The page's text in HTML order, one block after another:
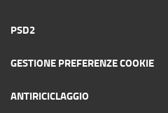
PSD2
GESTIONE PREFERENZE COOKIE
ANTIRICICLAGGIO